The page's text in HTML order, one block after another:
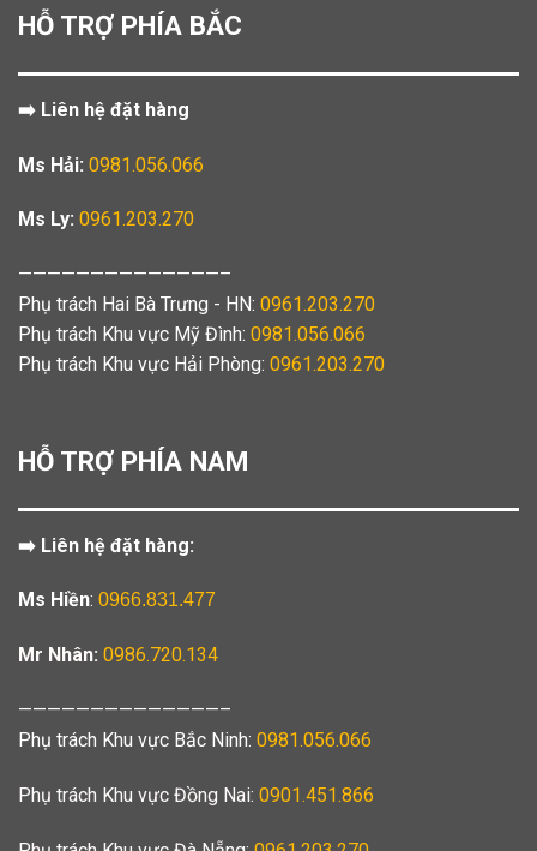
HỖ TRỢ PHÍA BẮC
➡️ Liên hệ đặt hàng
Ms Hải: 0981.056.066
Ms Ly: 0961.203.270
——————————————–
Phụ trách Hai Bà Trưng - HN: 0961.203.270
Phụ trách Khu vực Mỹ Đình: 0981.056.066
Phụ trách Khu vực Hải Phòng: 0961.203.270
HỖ TRỢ PHÍA NAM
➡️ Liên hệ đặt hàng:
Ms Hiền: 0966.831.477
Mr Nhân: 0986.720.134
——————————————–
Phụ trách Khu vực Bắc Ninh: 0981.056.066
Phụ trách Khu vực Đồng Nai: 0901.451.866